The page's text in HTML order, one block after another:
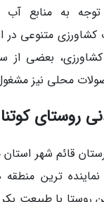
به منابع
متنوعی
بعضی از
محلی نیز
روستای کوتنا
قائم شهر استان
ترین